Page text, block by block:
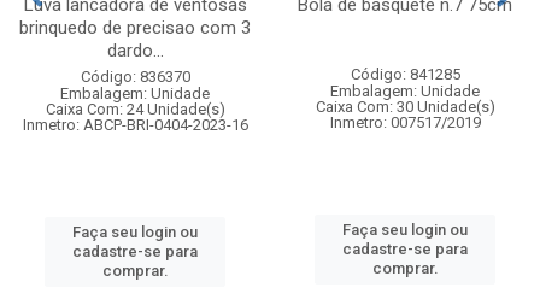
Luva lancadora de ventosas
brinquedo de precisao com 3
dardo...
Código: 836370
Embalagem: Unidade
Caixa Com: 24 Unidade(s)
Inmetro: ABCP-BRI-0404-2023-16
Faça seu login ou
cadastre-se para
comprar.
Bola de basquete n.7 75cm
Código: 841285
Embalagem: Unidade
Caixa Com: 30 Unidade(s)
Inmetro: 007517/2019
Faça seu login ou
cadastre-se para
comprar.